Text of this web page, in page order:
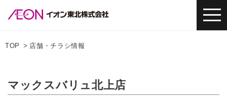
TOP 店舗・チラシ情報
マックスバリュ北上店